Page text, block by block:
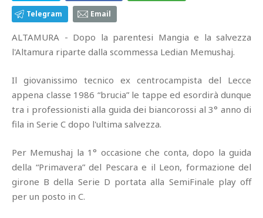
Telegram Email
ALTAMURA - Dopo la parentesi Mangia e la salvezza
l'Altamura riparte dalla scommessa Ledian Memushaj.
Il giovanissimo tecnico ex centrocampista del Lecce
appena classe 1986 “brucia” le tappe ed esordirà dunque
tra i professionisti alla guida dei biancorossi al 3° anno di
fila in Serie C dopo l'ultima salvezza.
Per Memushaj la 1° occasione che conta, dopo la guida
della “Primavera” del Pescara e il Leon, formazione del
girone B della Serie D portata alla SemiFinale play off
per un posto in C.